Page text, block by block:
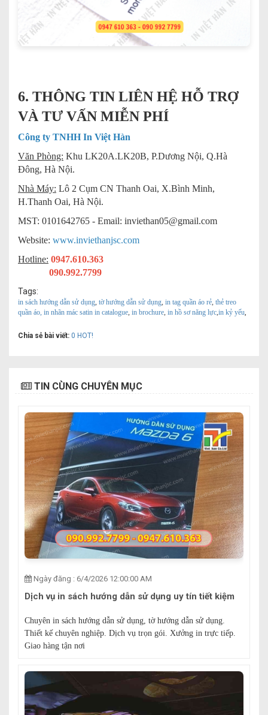
6. THÔNG TIN LIÊN HỆ HỖ TRỢ
VÀ TƯ VẤN MIỄN PHÍ
Công ty TNHH In Việt Hàn
Văn Phòng: Khu LK20A.LK20B, P.Dương Nội, Q.Hà
Đông, Hà Nội.
Nhà Máy: Lô 2 Cụm CN Thanh Oai, X.Bình Minh,
H.Thanh Oai, Hà Nội.
MST: 0101642765 - Email: inviethan05@gmail.com
Website: www.inviethanjsc.com
Hotline: 0947.610.363
090.992.7799
Tags:
in sách hướng dẫn sử dụng tờ hướng dẫn sử dụng in tag quần áo rẻ thẻ treo
quần áo, in nhãn mác satin in catalogue in brochure in hồ sơ năng lực in kỷ yếu
Chia sẻ bài viết: 0 HOT!
TIN CÙNG CHUYÊN MỤC
Ngày đăng : 6/4/2026 12:00:00 AM
Dịch vụ in sách hướng dẫn sử dụng uy tín tiết kiệm
Chuyên in sách hướng dẫn sử dụng, tờ hướng dẫn sử dụng.
Thiết kế chuyên nghiệp. Dịch vụ trọn gói. Xưởng in trực tiếp.
Giao hàng tận nơi